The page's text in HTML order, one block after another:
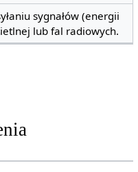
sygnałów (energii
lub fal radiowych.